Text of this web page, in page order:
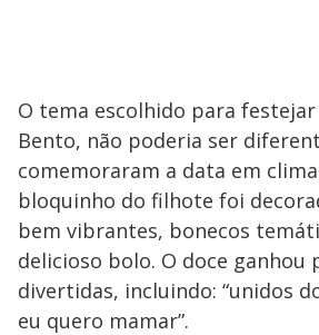
O tema escolhido para
Bento, não poderia ser
comemoraram a data em
bloquinho do filhote foi
bem vibrantes, bonecos
delicioso bolo. O doce ganhou
divertidas, incluindo: “unidos
eu quero mamar”.